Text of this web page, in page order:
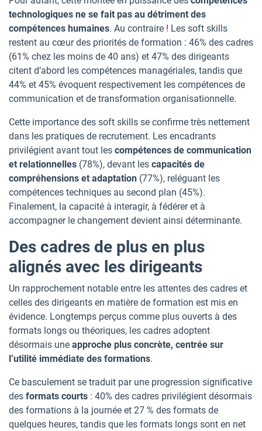
technologiques ne se fait pas au détriment des
compétences humaines. Au contraire ! Les soft skills
restent au cœur des priorités de formation : 46% des cadres
(61% chez les moins de 40 ans) et 47% des dirigeants
citent d’abord les compétences managériales, tandis que
44% et 45% évoquent respectivement les compétences de
communication et de transformation organisationnelle.
Cette importance des soft skills se confirme très nettement
dans les pratiques de recrutement. Les encadrants
privilégient avant tout les compétences de communication
et relationnelles (78%), devant les capacités de
compréhensions et adaptation (77%), reléguant les
compétences techniques au second plan (45%).
Finalement, la capacité à interagir, à fédérer et à
accompagner le changement devient ainsi déterminante.
Des cadres de plus en plus
alignés avec les dirigeants
Un rapprochement notable entre les attentes des cadres et
celles des dirigeants en matière de formation est mis en
évidence. Longtemps perçus comme plus ouverts à des
formats longs ou théoriques, les cadres adoptent
désormais une approche plus concrète, centrée sur
l’utilité immédiate des formations.
Ce basculement se traduit par une progression significative
des formats courts : 40% des cadres privilégient désormais
des formations à la journée et 27 % des formats de
quelques heures, tandis que les formats longs sont en net